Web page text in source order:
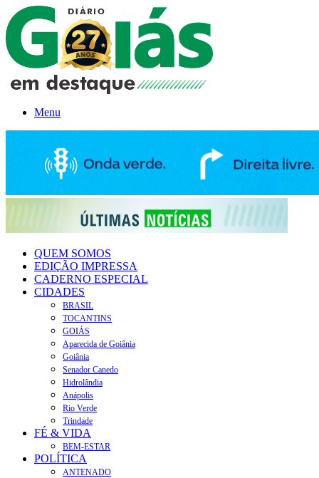
Menu
QUEM SOMOS
EDIÇÃO IMPRESSA
CADERNO ESPECIAL
CIDADES
BRASIL
TOCANTINS
GOIÁS
Aparecida de Goiânia
Goiânia
Senador Canedo
Hidrolândia
Anápolis
Rio Verde
Trindade
FÉ & VIDA
BEM-ESTAR
POLÍTICA
ANTENADO